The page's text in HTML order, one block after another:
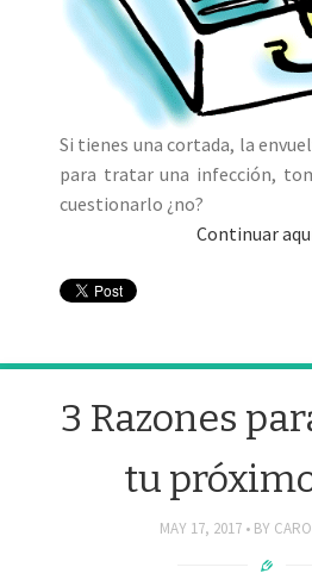
Si tienes una cortada, la
para tratar una infección,
cuestionarlo ¿no?
Continuar
3 Razones
tu
MAY 17, 2017 BY